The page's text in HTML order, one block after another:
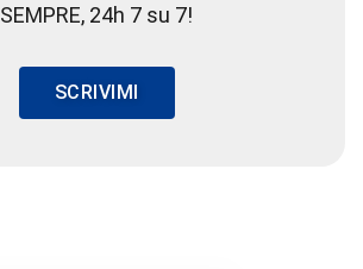
SEMPRE, 24h 7 su 7!
SCRIVIMI